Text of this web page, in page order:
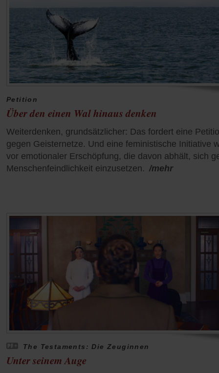
Petition
Über den einen Wal hinaus denken
Weiterdenken, grundsätzlicher: Das fordert eine
gegen Geisternetze. Und eine feministische Initiative
vor emotionaler Erschöpfung, die davon abhält, sich
Menschenfeindlichkeit einzusetzen. /mehr
The Testaments: Die Zeuginnen
Unter seinem Auge